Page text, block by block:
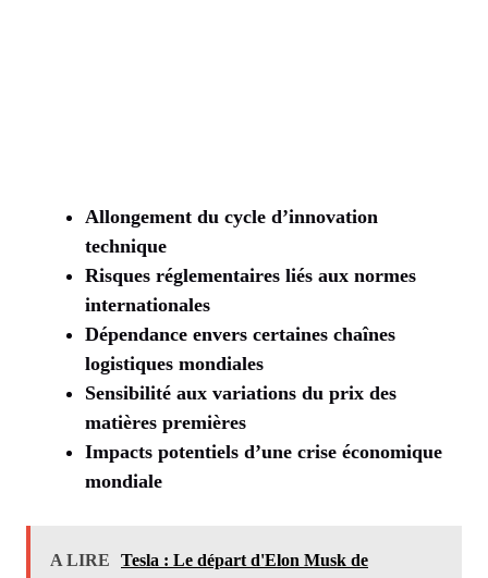
Allongement du cycle d’innovation
technique
Risques réglementaires liés aux normes
internationales
Dépendance envers certaines chaînes
logistiques mondiales
Sensibilité aux variations du prix des
matières premières
Impacts potentiels d’une crise économique
mondiale
A LIRE
Tesla : Le départ d'Elon Musk de